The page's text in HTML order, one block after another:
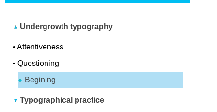
Undergrowth typography
•Attentiveness
•Questioning
Begining
Typographical practice